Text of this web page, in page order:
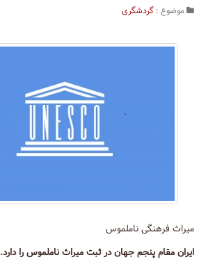
موضوع : گردشگری
میراث فرهنگی ناملموس
ایران مقام پنجم جهان در ثبت میراث ناملموس را دارد.